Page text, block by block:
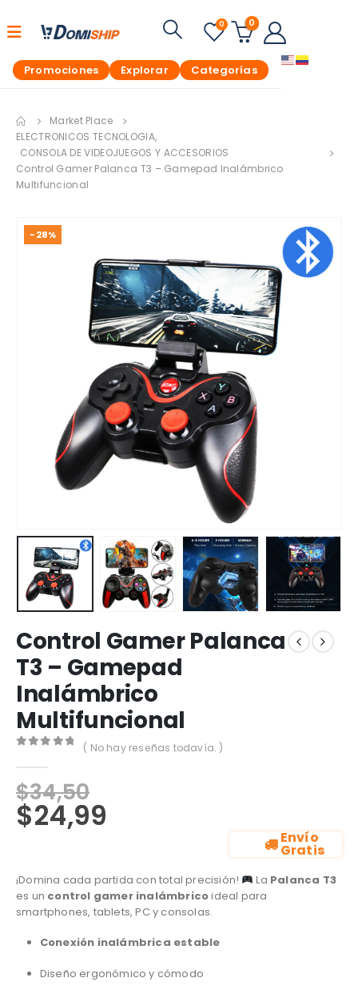
0 0
Promociones Explorar Categorías
Market Place
ELECTRONICOS TECNOLOGIA,
CONSOLA DE VIDEOJUEGOS Y ACCESORIOS
Control Gamer Palanca T3 – Gamepad Inalámbrico
Multifuncional
-28%
Control Gamer Palanca
T3 – Gamepad
Inalámbrico
Multifuncional
out of 5
( No hay reseñas todavía. )
$34,50
$24,99
Envío
Gratis
¡Domina cada partida con total precisión! La Palanca T3
es un control gamer inalámbricoideal para
smartphones, tablets, PC y consolas.
Conexión inalámbrica estable
Diseño ergonómico y cómodo